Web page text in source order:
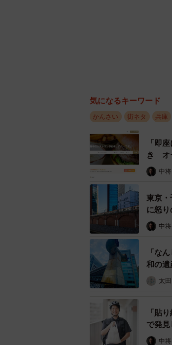
兵庫
▽「生活利便性」1位
▽「交通利便性」1位
▽「行政サービス」1
▽「静かさ治安」1位
▽「親しみやすさ」1
▽「物価・家賃」1位
▽「自然・観光」1位
▽「防災」1位：西神
気になるキーワード
かんさい 街ネタ 兵庫
「即
き オ
中
東京
に怒
中
「な
和の
太
「貼
で発見
中